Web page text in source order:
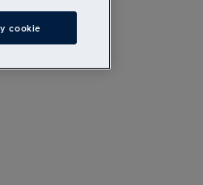
cookie